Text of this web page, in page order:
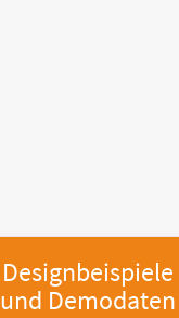
Designbeispiele
und Demodaten